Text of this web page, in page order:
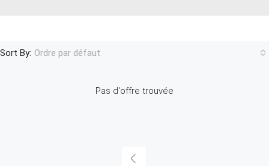
Sort By: Ordre par défaut
Pas d'offre trouvée